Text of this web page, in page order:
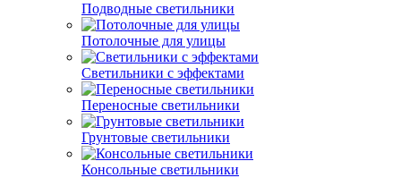
Подводные светильники
Потолочные для улицы
Светильники с эффектами
Переносные светильники
Грунтовые светильники
Консольные светильники